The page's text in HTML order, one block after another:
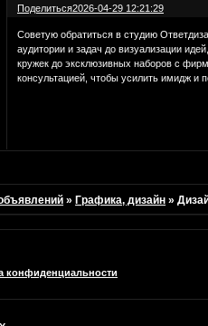
Поделиться2026-04-29 12:21:29
Советую обратиться в студию
аудитории и задач до визуализации
кружек до эксклюзивных наборов с
консультацией, чтобы усилить имидж и
»Графика, дизайн »
конфиденциальности